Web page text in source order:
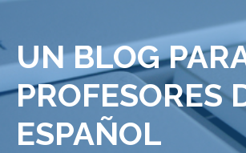
UN BLOG
PROFESORES
ESPAÑOL